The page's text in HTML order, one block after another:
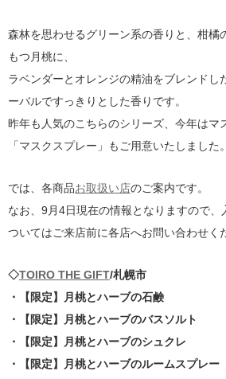
森林を思わせるグリーン系の香りと、柑橘
もつ月桃に、
ラベンダーとオレンジの精油をブレンドし
ーバルですっきりとした香りです。
昨年も人気のこちらのシリーズ、今年はマ
「マスクスプレー」もご用意いたしました。
では、各商品お取扱い店のご案内です。
なお、9月4日現在の情報となりますので、
ついてはご来店前に各店へお問い合わせく
◇TOIRO THE GIFT/札幌市
・【限定】月桃とハーブの石鹸
・【限定】月桃とハーブのバスソルト
・【限定】月桃とハーブのシュクレ
・【限定】月桃とハーブのルームスプレー